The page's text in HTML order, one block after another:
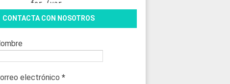
CONTACTA CON NOSOTROS
electrónico *